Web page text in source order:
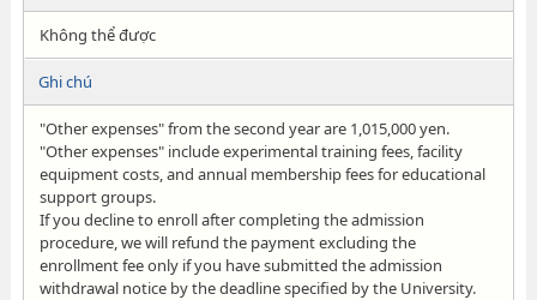
Không thể được
Ghi chú
"Other expenses" from the second year are 1,015,000 yen.
"Other expenses" include experimental training fees, facility
equipment costs, and annual membership fees for educational
support groups.
If you decline to enroll after completing the admission
procedure, we will refund the payment excluding the
enrollment fee only if you have submitted the admission
withdrawal notice by the deadline specified by the University.